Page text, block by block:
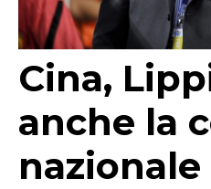
Cina,
anche la
nazionale